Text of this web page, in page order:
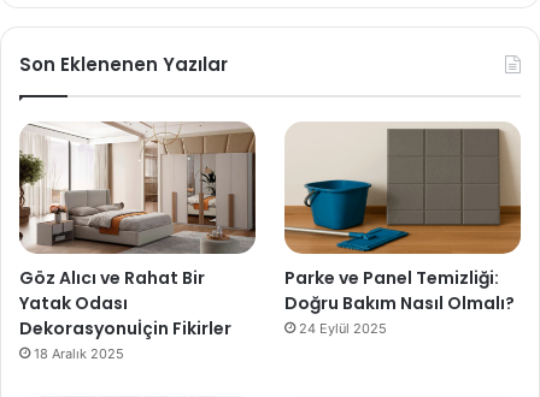
Son Eklenenen Yazılar
Göz Alıcı ve Rahat Bir
Yatak Odası
Dekorasyonuİçin Fikirler
18 Aralık 2025
Parke ve Panel Temizliği:
Doğru Bakım Nasıl Olmalı?
24 Eylül 2025